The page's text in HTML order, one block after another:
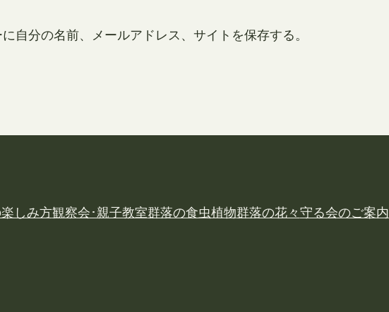
自分の名前、メールアドレス、サイトを保存する。
しみ方観察会･親子教室群落の食虫植物群落の花々守る会のご案内